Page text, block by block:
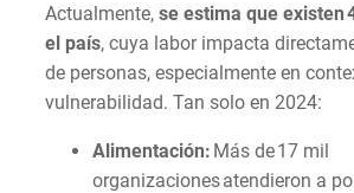
Actualmente, se estima que existen
el país, cuya labor impacta
de personas, especialmente en
vulnerabilidad. Tan solo en 2024:
Alimentación: Más de 17 mil
organizaciones atendieron a